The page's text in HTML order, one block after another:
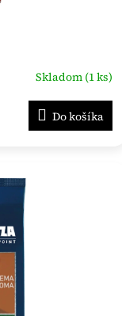
Skladom (1 ks)
Do košíka